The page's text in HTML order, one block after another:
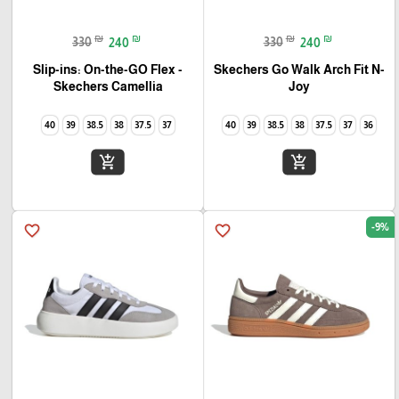
330 ₪ 240 ₪
Skechers Go Walk Arch Fit N-
Joy
36
37
37.5
38
38.5
39
40
add_shopping_cart
330 ₪ 240 ₪
Slip-ins: On-the-GO Flex -
Camellia‏ Skechers
37
37.5
38
38.5
39
40
add_shopping_cart
favorite_border -9%
favorite_border